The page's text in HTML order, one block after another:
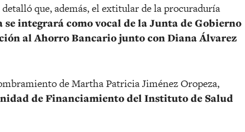
que, además, el extitular de la procuraduría
se integrará como vocal de la Junta de Gobierno
al Ahorro Bancario junto con Diana Álvarez
de Martha Patricia Jiménez Oropeza,
de Financiamiento del Instituto de Salud